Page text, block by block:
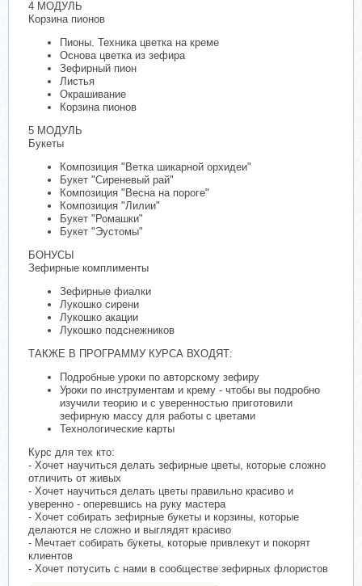
4 МОДУЛЬ
Корзина пионов
Пионы. Техника цветка на креме
Основа цветка из зефира
Зефирный пион
Листья
Окрашивание
Корзина пионов
5 МОДУЛЬ
Букеты
Композиция "Ветка шикарной орхидеи"
Букет "Сиреневый рай"
Композиция "Весна на пороге"
Композиция "Лилии"
Букет "Ромашки"
Букет "Эустомы"
БОНУСЫ
Зефирные комплименты
Зефирные фиалки
Лукошко сирени
Лукошко акации
Лукошко подснежников
ТАКЖЕ В ПРОГРАММУ КУРСА ВХОДЯТ:
Подробные уроки по авторскому зефиру
Уроки по инструментам и крему - чтобы вы подробно
изучили теорию и с уверенностью приготовили
зефирную массу для работы с цветами
Технологические карты
Курс для тех кто:
- Хочет научиться делать зефирные цветы, которые сложно
отличить от живых
- Хочет научиться делать цветы правильно красиво и
уверенно - оперевшись на руку мастера
- Хочет собирать зефирные букеты и корзины, которые
делаются не сложно и выглядят красиво
- Мечтает собирать букеты, которые привлекут и покорят
клиентов
- Хочет потусить с нами в сообществе зефирных флористов